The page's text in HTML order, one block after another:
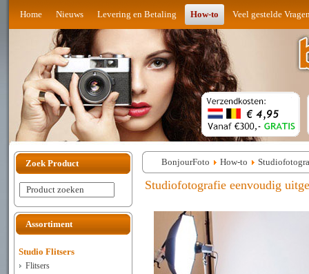
Home Nieuws Levering en Betaling How-to Veel gestelde
Zoek Product
Product zoeken
Assortiment
Studio Flitsers
Flitsers
BonjourFoto How-to
Studiofotografie eenvoudig